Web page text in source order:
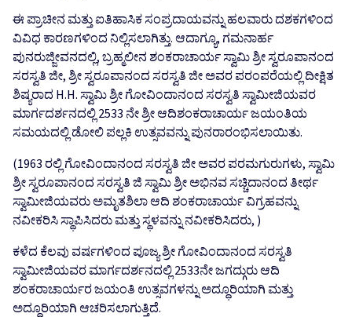
ಈ ಪ್ರಾಚೀನ ಮತ್ತು ಐತಿಹಾಸಿಕ ಸಂಪ್ರದಾಯವನ್ನು ಹಲವಾರು ದಶಕಗಳಿಂದ
ವಿವಿಧ ಕಾರಣಗಳಿಂದ ನಿಲ್ಲಿಸಲಾಗಿತ್ತು. ಆದಾಗ್ಯೂ, ಗಮನಾರ್ಹ
ಪುನರುಜ್ಜೀವನದಲ್ಲಿ, ಬ್ರಹ್ಮಲೀನ ಶಂಕರಾಚಾರ್ಯ ಸ್ವಾಮಿ ಶ್ರೀ ಸ್ವರೂಪಾನಂದ
ಸರಸ್ವತಿ ಜೀ, ಶ್ರೀ ಸ್ವರೂಪಾನಂದ ಸರಸ್ವತಿ ಜೀ ಅವರ ಪರಂಪರೆಯಲ್ಲಿ ದೀಕ್ಷಿತ
ಶಿಷ್ಯರಾದ H.H. ಸ್ವಾಮಿ ಶ್ರೀ ಗೋವಿಂದಾನಂದ ಸರಸ್ವತಿ ಸ್ವಾಮೀಜಿಯವರ
ಮಾರ್ಗದರ್ಶನದಲ್ಲಿ 2533 ನೇ ಶ್ರೀ ಆದಿಶಂಕರಾಚಾರ್ಯ ಜಯಂತಿಯ
ಸಮಯದಲ್ಲಿ ಡೋಲಿ ಪಲ್ಲಕಿ ಉತ್ಸವವನ್ನು ಪುನರಾರಂಭಿಸಲಾಯಿತು.
(1963 ರಲ್ಲಿ ಗೋವಿಂದಾನಂದ ಸರಸ್ವತಿ ಜೀ ಅವರ ಪರಮಗುರುಗಳು, ಸ್ವಾಮಿ
ಶ್ರೀ ಸ್ವರೂಪಾನಂದ ಸರಸ್ವತಿ ಜಿ ಸ್ವಾಮಿ ಶ್ರೀ ಅಭಿನವ ಸಚ್ಚಿದಾನಂದ ತೀರ್ಥ
ಸ್ವಾಮೀಜಿಯವರು ಅಮೃತಶಿಲಾ ಆದಿ ಶಂಕರಾಚಾರ್ಯ ವಿಗ್ರಹವನ್ನು
ನವೀಕರಿಸಿ ಸ್ಥಾಪಿಸಿದರು ಮತ್ತು ಸ್ಥಳವನ್ನು ನವೀಕರಿಸಿದರು, )
ಕಳೆದ ಕೆಲವು ವರ್ಷಗಳಿಂದ ಪೂಜ್ಯ ಶ್ರೀ ಗೋವಿಂದಾನಂದ ಸರಸ್ವತಿ
ಸ್ವಾಮೀಜಿಯವರ ಮಾರ್ಗದರ್ಶನದಲ್ಲಿ 2533ನೇ ಜಗದ್ಗುರು ಆದಿ
ಶಂಕರಾಚಾರ್ಯರ ಜಯಂತಿ ಉತ್ಸವಗಳನ್ನು ಅದ್ಧೂರಿಯಾಗಿ ಮತ್ತು
ಅದ್ದೂರಿಯಾಗಿ ಆಚರಿಸಲಾಗುತ್ತಿದೆ.